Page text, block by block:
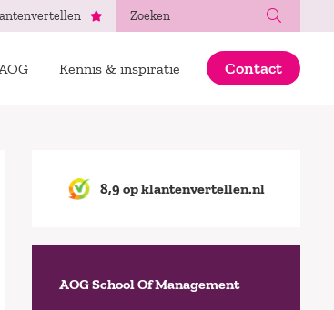
Kennis & inspiratie Contact
8,9 op klantenvertellen.nl
AOG School Of Management